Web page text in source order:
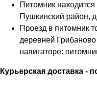
Питомник
Пушкинский район,
Проезд в питомник
деревней
навигаторе:
Курьерская доставка -